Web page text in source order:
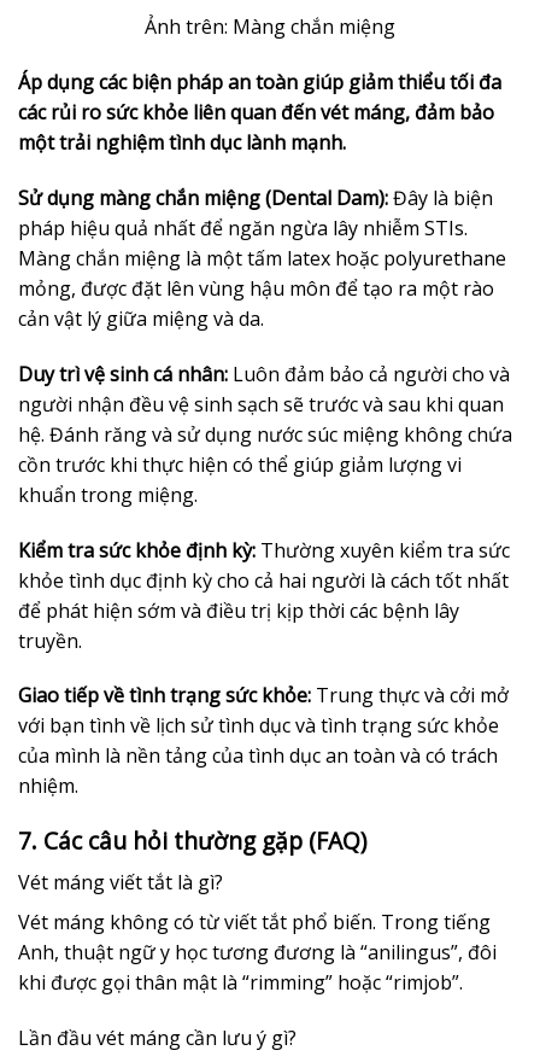
Ảnh trên: Màng chắn miệng
Áp dụng các biện pháp an toàn giúp giảm thiểu tối đa
các rủi ro sức khỏe liên quan đến vét máng, đảm bảo
một trải nghiệm tình dục lành mạnh.
Sử dụng màng chắn miệng (Dental Dam):Đây là biện
pháp hiệu quả nhất để ngăn ngừa lây nhiễm STIs.
Màng chắn miệng là một tấm latex hoặc polyurethane
mỏng, được đặt lên vùng hậu môn để tạo ra một rào
cản vật lý giữa miệng và da.
Duy trì vệ sinh cá nhân: Luôn đảm bảo cả người cho và
người nhận đều vệ sinh sạch sẽ trước và sau khi quan
hệ. Đánh răng và sử dụng nước súc miệng không chứa
cồn trước khi thực hiện có thể giúp giảm lượng vi
khuẩn trong miệng.
Kiểm tra sức khỏe định kỳ: Thường xuyên kiểm tra sức
khỏe tình dục định kỳ cho cả hai người là cách tốt nhất
để phát hiện sớm và điều trị kịp thời các bệnh lây
truyền.
Giao tiếp về tình trạng sức khỏe: Trung thực và cởi mở
với bạn tình về lịch sử tình dục và tình trạng sức khỏe
của mình là nền tảng của tình dục an toàn và có trách
nhiệm.
7. Các câu hỏi thường gặp (FAQ)
Vét máng viết tắt là gì?
Vét máng không có từ viết tắt phổ biến. Trong tiếng
Anh, thuật ngữ y học tương đương là “anilingus”, đôi
khi được gọi thân mật là “rimming” hoặc “rimjob”.
Lần đầu vét máng cần lưu ý gì?